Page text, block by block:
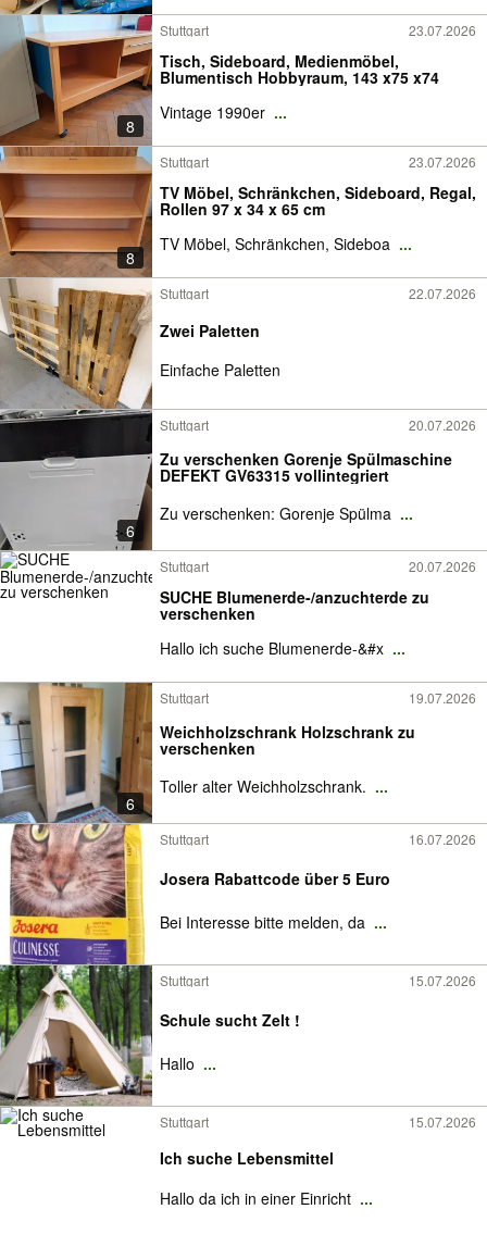
8
Stuttgart 23.07.2026
Tisch, Sideboard, Medienmöbel,
Blumentisch Hobbyraum, 143 x75 x74
Vintage 1990er ...
8
Stuttgart 23.07.2026
TV Möbel, Schränkchen, Sideboard, Regal,
Rollen 97 x 34 x 65 cm
TV Möbel, Schränkchen, Sideboa ...
Stuttgart 22.07.2026
Zwei Paletten
Einfache Paletten
6
Stuttgart 20.07.2026
Zu verschenken Gorenje Spülmaschine
DEFEKT GV63315 vollintegriert
Zu verschenken: Gorenje Spülma ...
Stuttgart 20.07.2026
SUCHE Blumenerde-/anzuchterde zu
verschenken
Hallo ich suche Blumenerde-&#x ...
6
Stuttgart 19.07.2026
Weichholzschrank Holzschrank zu
verschenken
Toller alter Weichholzschrank. ...
Stuttgart 16.07.2026
Josera Rabattcode über 5 Euro
Bei Interesse bitte melden, da ...
Stuttgart 15.07.2026
Schule sucht Zelt !
Hallo ...
Stuttgart 15.07.2026
Ich suche Lebensmittel
Hallo da ich in einer Einricht ...